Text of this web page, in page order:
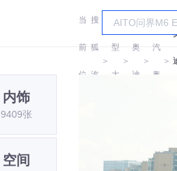
当
前
位
搜
狐
汽
＞
车
型
大
＞
奥
迪
＞
一
汽
奥
＞
内饰
9409张
空间